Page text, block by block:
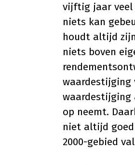
vijftig jaar veel
niets kan
houdt altijd
niets boven
waardestijging
waardestijging
op neemt.
niet altijd
2000-gebied